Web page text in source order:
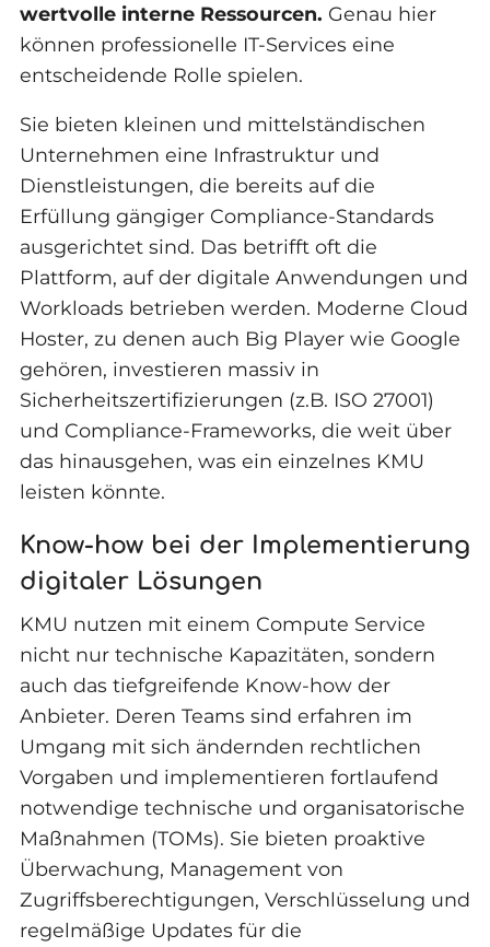
wertvolle interne Ressourcen. Genau hier
können professionelle IT-Services eine
entscheidende Rolle spielen.
Sie bieten kleinen und mittelständischen
Unternehmen eine Infrastruktur und
Dienstleistungen, die bereits auf die
Erfüllung gängiger Compliance-Standards
ausgerichtet sind. Das betrifft oft die
Plattform, auf der digitale Anwendungen und
Workloads betrieben werden. Moderne Cloud
Hoster, zu denen auch Big Player wie Google
gehören, investieren massiv in
Sicherheitszertifizierungen (z.B. ISO 27001)
und Compliance-Frameworks, die weit über
das hinausgehen, was ein einzelnes KMU
leisten könnte.
Know-how bei der Implementierung
digitaler Lösungen
KMU nutzen mit einem Compute Service
nicht nur technische Kapazitäten, sondern
auch das tiefgreifende Know-how der
Anbieter. Deren Teams sind erfahren im
Umgang mit sich ändernden rechtlichen
Vorgaben und implementieren fortlaufend
notwendige technische und organisatorische
Maßnahmen (TOMs). Sie bieten proaktive
Überwachung, Management von
Zugriffsberechtigungen, Verschlüsselung und
regelmäßige Updates für die